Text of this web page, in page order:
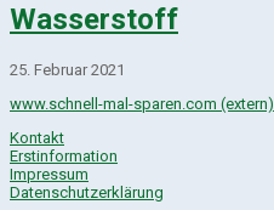
Wasserstoff
25. Februar 2021
www.schnell-mal-sparen.com (extern)
Kontakt
Erstinformation
Impressum
Datenschutzerklärung